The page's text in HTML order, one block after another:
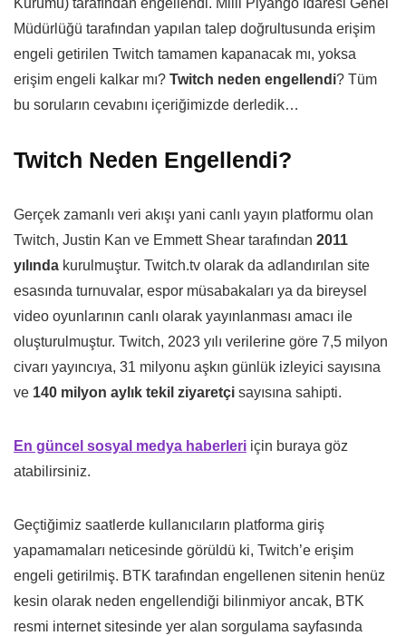
Kurumu) tarafından engellendi. Milli Piyango İdaresi Genel
Müdürlüğü tarafından yapılan talep doğrultusunda erişim
engeli getirilen Twitch tamamen kapanacak mı, yoksa
erişim engeli kalkar mı? Twitch neden engellendi? Tüm
bu soruların cevabını içeriğimizde derledik…
Twitch Neden Engellendi?
Gerçek zamanlı veri akışı yani canlı yayın platformu olan
Twitch, Justin Kan ve Emmett Shear tarafından 2011
yılında kurulmuştur. Twitch.tv olarak da adlandırılan site
esasında turnuvalar, espor müsabakaları ya da bireysel
video oyunlarının canlı olarak yayınlanması amacı ile
oluşturulmuştur. Twitch, 2023 yılı verilerine göre 7,5 milyon
civarı yayıncıya, 31 milyonu aşkın günlük izleyici sayısına
ve 140 milyon aylık tekil ziyaretçi sayısına sahipti.
En güncel sosyal medya haberleri için buraya göz
atabilirsiniz.
Geçtiğimiz saatlerde kullanıcıların platforma giriş
yapamamaları neticesinde görüldü ki, Twitch’e erişim
engeli getirilmiş. BTK tarafından engellenen sitenin henüz
kesin olarak neden engellendiği bilinmiyor ancak, BTK
resmi internet sitesinde yer alan sorgulama sayfasında